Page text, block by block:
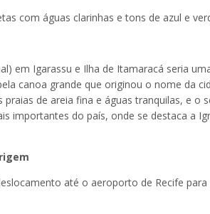
com águas clarinhas e tons de azul e
em Igarassu e Ilha de Itamaracá seria
canoa grande que originou o nome da
de areia fina e águas tranquilas, e o
importantes do país, onde se destaca a
até o aeroporto de Recife